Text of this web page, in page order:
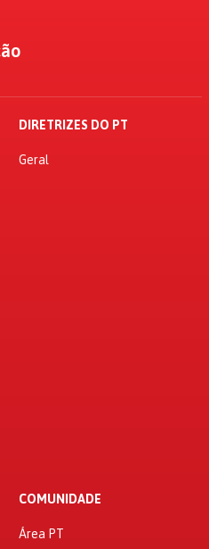
DIRETRIZES DO PT
Geral
COMUNIDADE
Área PT